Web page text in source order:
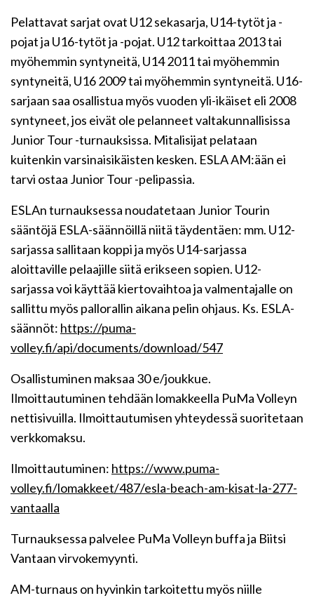
Pelattavat sarjat ovat U12 sekasarja, U14-tytöt ja -
pojat ja U16-tytöt ja -pojat. U12 tarkoittaa 2013 tai
myöhemmin syntyneitä, U14 2011 tai myöhemmin
syntyneitä, U16 2009 tai myöhemmin syntyneitä. U16-
sarjaan saa osallistua myös vuoden yli-ikäiset eli 2008
syntyneet, jos eivät ole pelanneet valtakunnallisissa
Junior Tour -turnauksissa. Mitalisijat pelataan
kuitenkin varsinaisikäisten kesken. ESLA AM:ään ei
tarvi ostaa Junior Tour -pelipassia.
ESLAn turnauksessa noudatetaan Junior Tourin
sääntöjä ESLA-säännöillä niitä täydentäen: mm. U12-
sarjassa sallitaan koppi ja myös U14-sarjassa
aloittaville pelaajille siitä erikseen sopien. U12-
sarjassa voi käyttää kiertovaihtoa ja valmentajalle on
sallittu myös pallorallin aikana pelin ohjaus. Ks. ESLA-
säännöt: https://puma-
volley.fi/api/documents/download/547
Osallistuminen maksaa 30 e/joukkue.
Ilmoittautuminen tehdään lomakkeella PuMa Volleyn
nettisivuilla. Ilmoittautumisen yhteydessä suoritetaan
verkkomaksu.
Ilmoittautuminen: https://www.puma-
volley.fi/lomakkeet/487/esla-beach-am-kisat-la-277-
vantaalla
Turnauksessa palvelee PuMa Volleyn buffa ja Biitsi
Vantaan virvokemyynti.
AM-turnaus on hyvinkin tarkoitettu myös niille